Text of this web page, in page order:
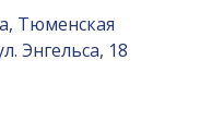
Тюменская
Энгельса, 18